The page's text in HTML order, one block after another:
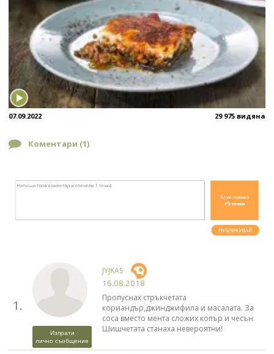
07.09.2022 29 975 видяна
Коментари (1)
1.
Изпрати
лично съобщение
JYJKAS
16.08.2018
Пропуснах стръкчетата
кориандър,джинджифила и масалата. За
соса вместо мента сложих копър и чесън.
Шишчетата станаха невероятни!